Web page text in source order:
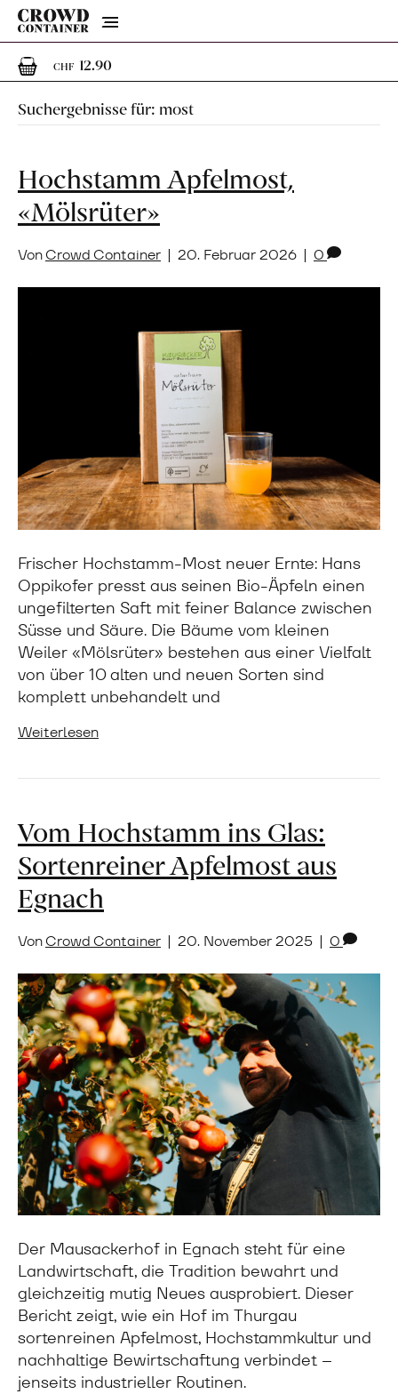
Menu
CHF 12.901 Artikel im Warenkorb
Suchergebnisse für: most
Hochstamm Apfelmost,
«Mölsrüter»
VonCrowd Container | 20. Februar 2026 | 0
Frischer Hochstamm-Most neuer Ernte: Hans
Oppikofer presst aus seinen Bio-Äpfeln einen
ungefilterten Saft mit feiner Balance zwischen
Süsse und Säure. Die Bäume vom kleinen
Weiler «Mölsrüter» bestehen aus einer Vielfalt
von über 10 alten und neuen Sorten sind
komplett unbehandelt und
Weiterlesen
Vom Hochstamm ins Glas:
Sortenreiner Apfelmost aus
Egnach
VonCrowd Container | 20. November 2025 | 0
Der Mausackerhof in Egnach steht für eine
Landwirtschaft, die Tradition bewahrt und
gleichzeitig mutig Neues ausprobiert. Dieser
Bericht zeigt, wie ein Hof im Thurgau
sortenreinen Apfelmost, Hochstammkultur und
nachhaltige Bewirtschaftung verbindet –
jenseits industrieller Routinen.